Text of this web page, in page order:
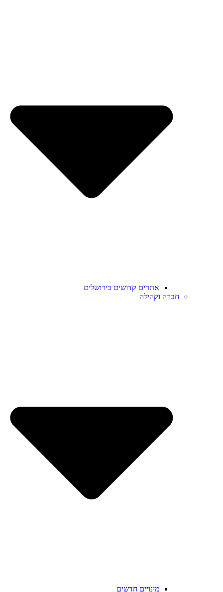
אתרים קדושים בירושלים
חברה וקהילה
מינויים חדשים